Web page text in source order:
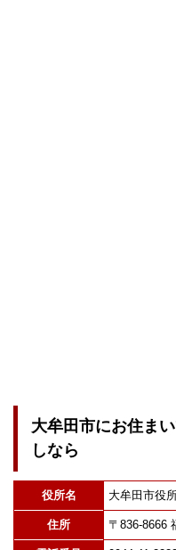
大牟田市にお住ま
しなら
役所名 大牟田市役
住所 〒836-8666